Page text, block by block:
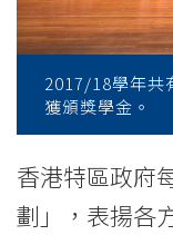
College
2017/18學年共
獲頒獎學金。
香港特區政府
劃」，表揚各